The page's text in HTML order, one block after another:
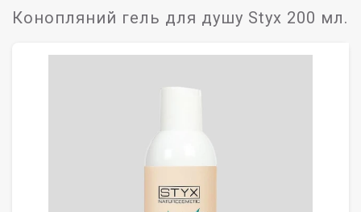
Конопляний гель для душу Styx 200 мл.